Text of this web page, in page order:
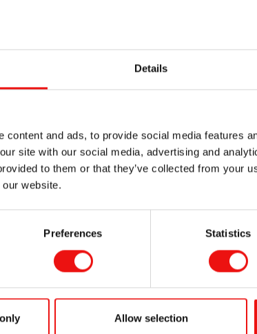
Details
content and ads, to provide social media features
site with our social media, advertising and
to them or that they’ve collected from your
website.
Preferences Statistics
Allow selection
5
24